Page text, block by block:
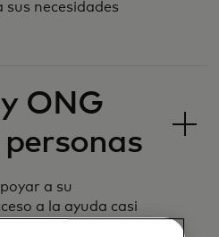
necesidades
ONG
a su
a la ayuda casi
momentos más